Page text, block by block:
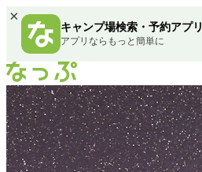
×
キャンプ場検索・予約アプリ
アプリならもっと簡単に